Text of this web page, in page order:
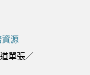
源
單張／